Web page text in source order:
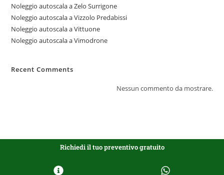
Noleggio autoscala a Zelo Surrigone
Noleggio autoscala a Vizzolo Predabissi
Noleggio autoscala a Vittuone
Noleggio autoscala a Vimodrone
Recent Comments
Nessun commento da mostrare.
Richiedi il tuo preventivo gratuito